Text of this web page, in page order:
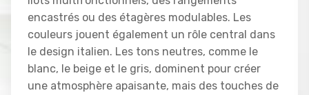
encastrés ou des étagères modulables. Les
couleurs jouent également un rôle central dans
le design italien. Les tons neutres, comme le
blanc, le beige et le gris, dominent pour créer
une atmosphère apaisante, mais des touches de